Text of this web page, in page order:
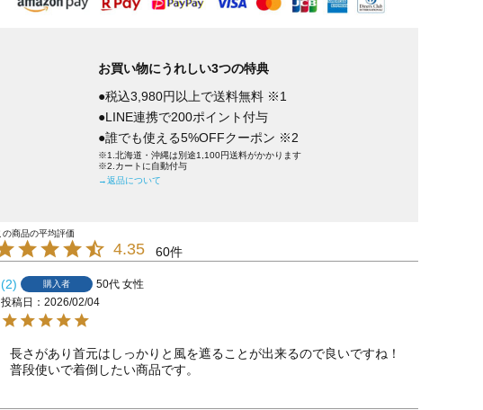
お買い物にうれしい3つの特典
●税込3,980円以上で送料無料 ※1
●LINE連携で200ポイント付与
●誰でも使える5%OFFクーポン ※2
※1.北海道・沖縄は別途1,100円送料がかかります
※2.カートに自動付与
→返品について
4.35 60
2 購入者 50代 女性
投稿日
2026/02/04
長さがあり首元はしっかりと風を遮ることが出来るので良いですね！
普段使いで着倒したい商品です。